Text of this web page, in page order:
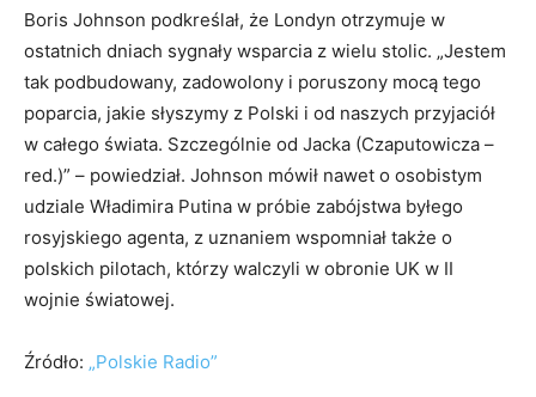
Boris Johnson podkreślał, że Londyn otrzymuje w
ostatnich dniach sygnały wsparcia z wielu stolic. „Jestem
tak podbudowany, zadowolony i poruszony mocą tego
poparcia, jakie słyszymy z Polski i od naszych przyjaciół
w całego świata. Szczególnie od Jacka (Czaputowicza –
red.)” – powiedział. Johnson mówił nawet o osobistym
udziale Władimira Putina w próbie zabójstwa byłego
rosyjskiego agenta, z uznaniem wspomniał także o
polskich pilotach, którzy walczyli w obronie UK w II
wojnie światowej.
Źródło: „Polskie Radio”